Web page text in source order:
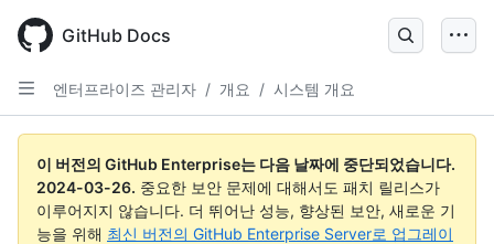
main
content
GitHub Docs
엔터프라이즈 관리자 / 개요 / 시스템 개요
이 버전의 GitHub Enterprise는 다음 날짜에 중단되었습니다.
2024-03-26. 중요한 보안 문제에 대해서도 패치 릴리스가
이루어지지 않습니다. 더 뛰어난 성능, 향상된 보안, 새로운 기
능을 위해 최신 버전의 GitHub Enterprise Server로 업그레이